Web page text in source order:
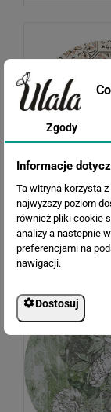
Retro
Zgody
Informacje
Ta witryna korzysta
najwyższy poziom
również pliki cookie
analizy a nastepnie
preferencjami na
nawigacji.
Dostosuj